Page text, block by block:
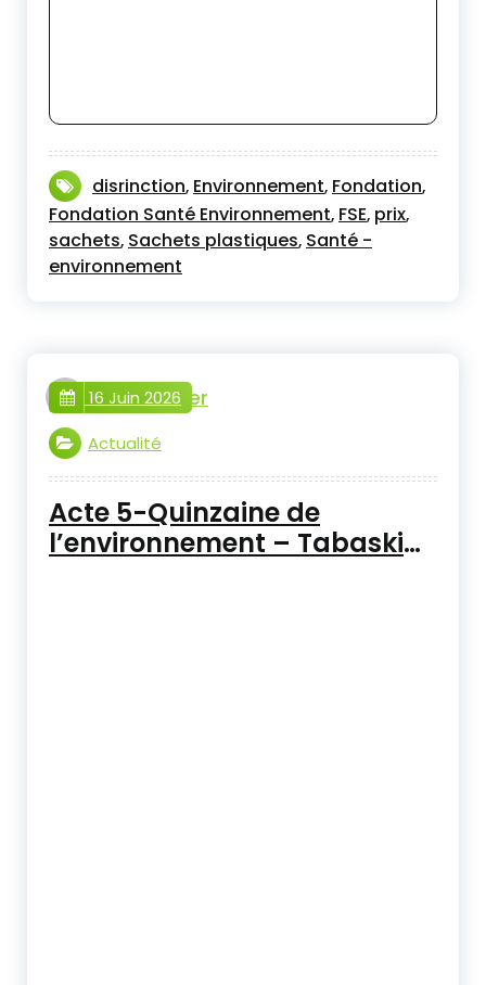
disrinction, Environnement, Fondation,
Fondation Santé Environnement, FSE, prix,
sachets, Sachets plastiques, Santé -
environnement
webmaster
16 Juin 2026
Actualité
Acte 5-Quinzaine de
l’environnement – Tabaski